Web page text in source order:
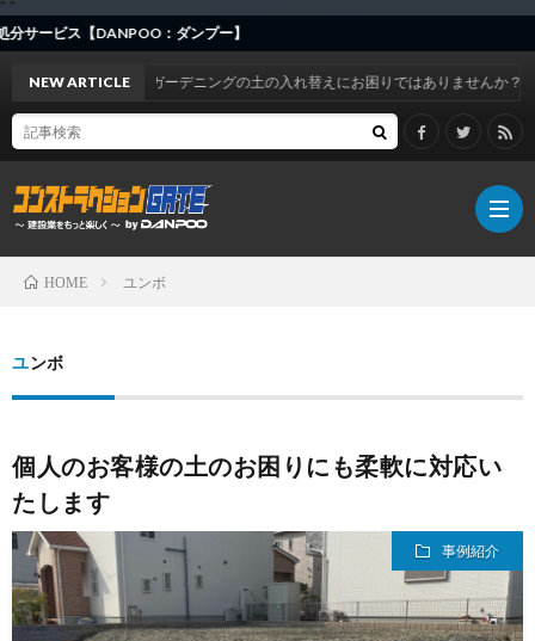
" "
ビス【DANPOO：ダンプー】
お
知
ら
せ
事
例
紹
建
設
ニ
NEW ARTICLEガーデニングの土の入れ替えにお困りではありませんか？
HOME ユンボ
ユンボ
個人のお客様の土のお困りにも柔軟に対応い
たします
事例紹介